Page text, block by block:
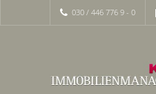
030 / 446 776 9 - 0